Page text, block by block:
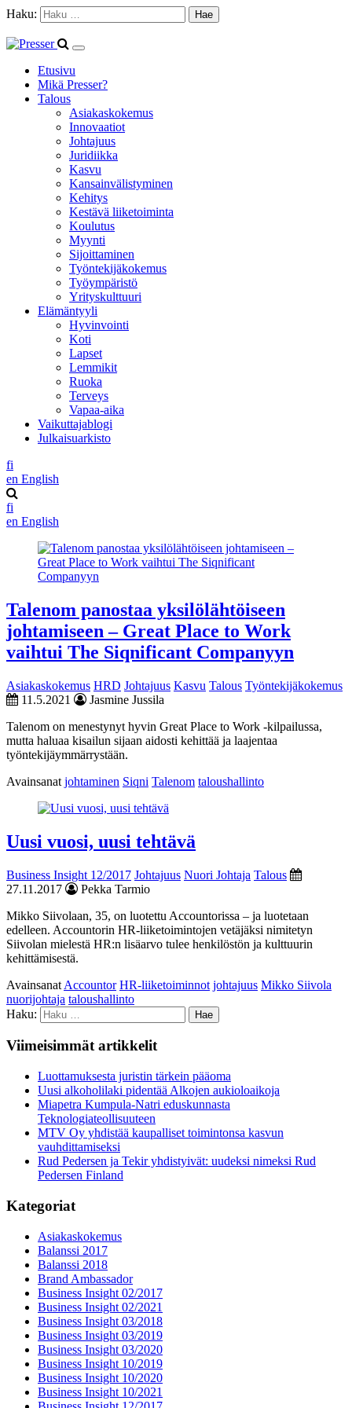
Haku:
Etusivu
Mikä Presser?
Talous
Asiakaskokemus
Innovaatiot
Johtajuus
Juridiikka
Kasvu
Kansainvälistyminen
Kehitys
Kestävä liiketoiminta
Koulutus
Myynti
Sijoittaminen
Työntekijäkokemus
Työympäristö
Yrityskulttuuri
Elämäntyyli
Hyvinvointi
Koti
Lapset
Lemmikit
Ruoka
Terveys
Vapaa-aika
Vaikuttajablogi
Julkaisuarkisto
fi
en English
fi
en English
Talenom panostaa yksilölähtöiseen
johtamiseen – Great Place to Work
vaihtui The Siqnificant Companyyn
Asiakaskokemus HRD Johtajuus Kasvu Talous Työntekijäkokemus
11.5.2021
Jasmine Jussila
Talenom on menestynyt hyvin Great Place to Work -kilpailussa,
mutta haluaa kisailun sijaan aidosti kehittää ja laajentaa
työntekijäymmärrystään.
Avainsanat johtaminen Siqni Talenom taloushallinto
Uusi vuosi, uusi tehtävä
Business Insight 12/2017 Johtajuus Nuori Johtaja Talous
27.11.2017
Pekka Tarmio
Mikko Siivolaan, 35, on luotettu Accountorissa – ja luotetaan
edelleen. Accountorin HR-liiketoimintojen vetäjäksi nimitetyn
Siivolan mielestä HR:n lisäarvo tulee henkilöstön ja kulttuurin
kehittämisestä.
Avainsanat Accountor HR-liiketoiminnot johtajuus Mikko Siivola
nuorijohtaja taloushallinto
Haku:
Viimeisimmät artikkelit
Luottamuksesta juristin tärkein pääoma
Uusi alkoholilaki pidentää Alkojen aukioloaikoja
Miapetra Kumpula-Natri eduskunnasta
Teknologiateollisuuteen
MTV Oy yhdistää kaupalliset toimintonsa kasvun
vauhdittamiseksi
Rud Pedersen ja Tekir yhdistyivät: uudeksi nimeksi Rud
Pedersen Finland
Kategoriat
Asiakaskokemus
Balanssi 2017
Balanssi 2018
Brand Ambassador
Business Insight 02/2017
Business Insight 02/2021
Business Insight 03/2018
Business Insight 03/2019
Business Insight 03/2020
Business Insight 10/2019
Business Insight 10/2020
Business Insight 10/2021